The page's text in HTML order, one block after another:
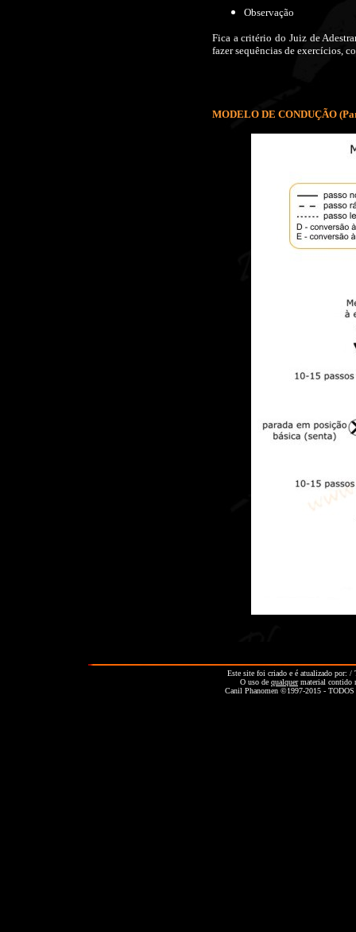
Observação
Fica a critério do Juiz de
fazer sequências de exercícios,
MODELO DE CONDUÇÃO
Este site foi criado e é atualizado por:
O uso de qualquermaterial contido
Canil Phanomen ©1997-2015 -